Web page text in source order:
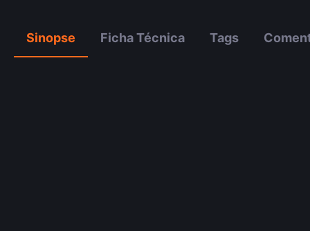
Sinopse Ficha Técnica Tags